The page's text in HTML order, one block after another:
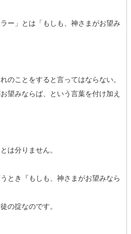
ー」とは「もしも、神さまがお望み
のことをすると言ってはならない。
望みならば、という言葉を付け加え
は分りません。
とき『もしも、神さまがお望みなら
の掟なのです。